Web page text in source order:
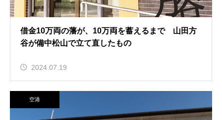
借金10万両の藩が、10万両を蓄えるまで 山田方
谷が備中松山で立て直したもの
2024.07.19
空港